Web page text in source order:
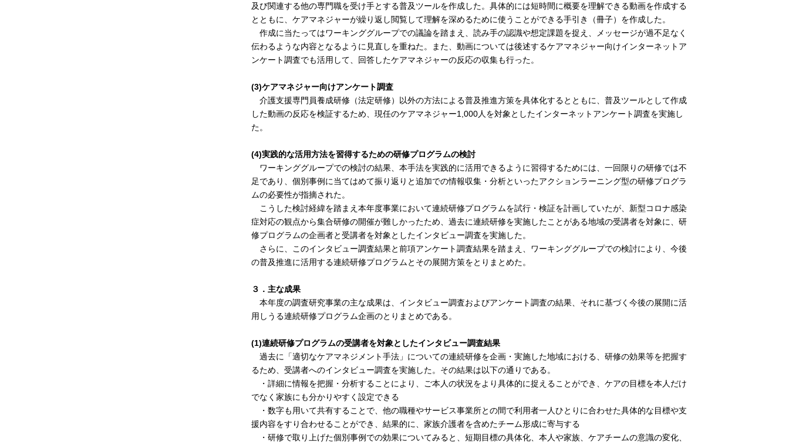
及び関連する他の専門職を受け手とする普及ツールを作成した。具体的には短時間に概要を理解できる動画を作成する
とともに、ケアマネジャーが繰り返し閲覧して理解を深めるために使うことができる手引き（冊子）を作成した。
作成に当たってはワーキンググループでの議論を踏まえ、読み手の認識や想定課題を捉え、メッセージが過不足なく
伝わるような内容となるように見直しを重ねた。また、動画については後述するケアマネジャー向けインターネットア
ンケート調査でも活用して、回答したケアマネジャーの反応の収集も行った。
(3)ケアマネジャー向けアンケート調査
介護支援専門員養成研修（法定研修）以外の方法による普及推進方策を具体化するとともに、普及ツールとして作成
した動画の反応を検証するため、現任のケアマネジャー1,000人を対象としたインターネットアンケート調査を実施し
た。
(4)実践的な活用方法を習得するための研修プログラムの検討
ワーキンググループでの検討の結果、本手法を実践的に活用できるように習得するためには、一回限りの研修では不
足であり、個別事例に当てはめて振り返りと追加での情報収集・分析といったアクションラーニング型の研修プログラ
ムの必要性が指摘された。
こうした検討経緯を踏まえ本年度事業において連続研修プログラムを試行・検証を計画していたが、新型コロナ感染
症対応の観点から集合研修の開催が難しかったため、過去に連続研修を実施したことがある地域の受講者を対象に、研
修プログラムの企画者と受講者を対象としたインタビュー調査を実施した。
さらに、このインタビュー調査結果と前項アンケート調査結果を踏まえ、ワーキンググループでの検討により、今後
の普及推進に活用する連続研修プログラムとその展開方策をとりまとめた。
３．主な成果
本年度の調査研究事業の主な成果は、インタビュー調査およびアンケート調査の結果、それに基づく今後の展開に活
用しうる連続研修プログラム企画のとりまとめである。
(1)連続研修プログラムの受講者を対象としたインタビュー調査結果
過去に「適切なケアマネジメント手法」についての連続研修を企画・実施した地域における、研修の効果等を把握す
るため、受講者へのインタビュー調査を実施した。その結果は以下の通りである。
・詳細に情報を把握・分析することにより、ご本人の状況をより具体的に捉えることができ、ケアの目標を本人だけ
でなく家族にも分かりやすく設定できる
・数字も用いて共有することで、他の職種やサービス事業所との間で利用者一人ひとりに合わせた具体的な目標や支
援内容をすり合わせることができ、結果的に、家族介護者を含めたチーム形成に寄与する
・研修で取り上げた個別事例での効果についてみると、短期目標の具体化、本人や家族、ケアチームの意識の変化、